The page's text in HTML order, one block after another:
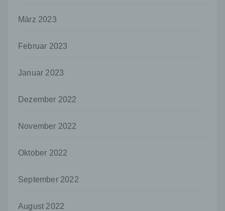
März 2023
Februar 2023
Januar 2023
Dezember 2022
November 2022
Oktober 2022
September 2022
August 2022
juristische Person, Behörde, Einrichtung
Daten im Auftrag des Verantwortlichen
i) Empfänger
Person, Behörde, Einrichtung oder andere
es sich bei ihr um einen Dritten handelt oder
dem Unionsrecht oder dem Recht der
personenbezogene Daten erhalten, gelten
j) Dritter